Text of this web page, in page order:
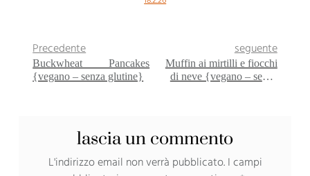
Precedente
Buckwheat Pancakes
{vegano – senza glutine}
seguente
Muffin ai mirtilli e fiocchi
di neve {vegano – senza
lascia un commento
L'indirizzo email non verrà pubblicato. I campi